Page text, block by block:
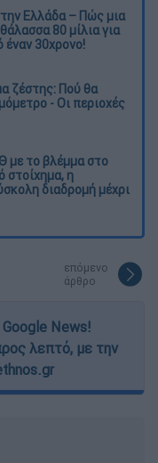
Ελλάδα – Πώς μια
80 μίλια για
έναν 30χρονο!
ζέστης: Πού θα
- Οι περιοχές
με το βλέμμα στο
στοίχημα, η
διαδρομή μέχρι
επόμενο
άρθρο
News!
λεπτό, με την